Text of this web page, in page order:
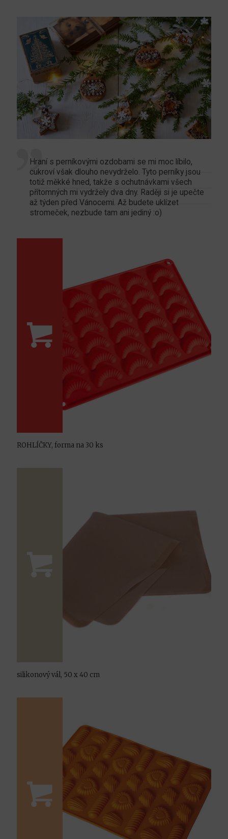
Hraní s perníkovými ozdobami se mi moc líbilo,
cukroví však dlouho nevydrželo. Tyto perníky jsou
totiž měkké hned, takže s ochutnávkami všech
přítomných mi vydržely dva dny. Raději si je upečte
až týden před Vánocemi. Až budete uklízet
stromeček, nezbude tam ani jediný :o)
ROHLÍČKY, forma na 30 ks
silikonový vál, 50 x 40 cm